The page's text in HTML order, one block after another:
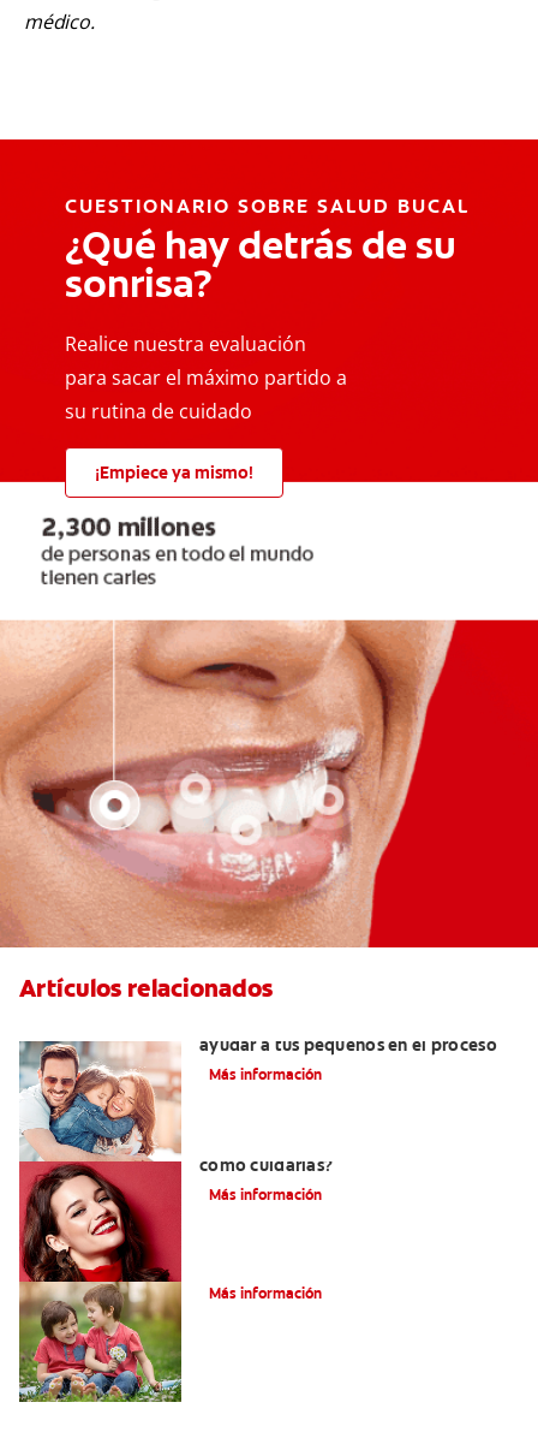
médico.
CUESTIONARIO SOBRE SALUD BUCAL
¿Qué hay detrás de su
sonrisa?
Realice nuestra evaluación
para sacar el máximo partido a
su rutina de cuidado
¡Empiece ya mismo!
Artículos relacionados
ayudar a tus pequeños en el proceso
Más información
cómo cuidarlas?
Más información
Más información